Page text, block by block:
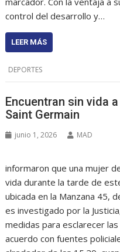
control del desarrollo y…
LEER MÁS
DEPORTES
Encuentran sin vida
Saint Germain
junio 1, 2026 MAD
informaron que una mujer
vida durante la tarde de
ubicada en la Manzana 45,
es investigado por la
medidas para esclarecer
acuerdo con fuentes